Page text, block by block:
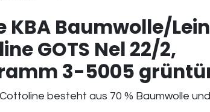
KBA Baumwolle/
GOTS Nel 22/2,
3-5005
besteht aus 70 % Baumwolle